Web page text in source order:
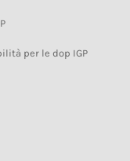
per le dop IGP